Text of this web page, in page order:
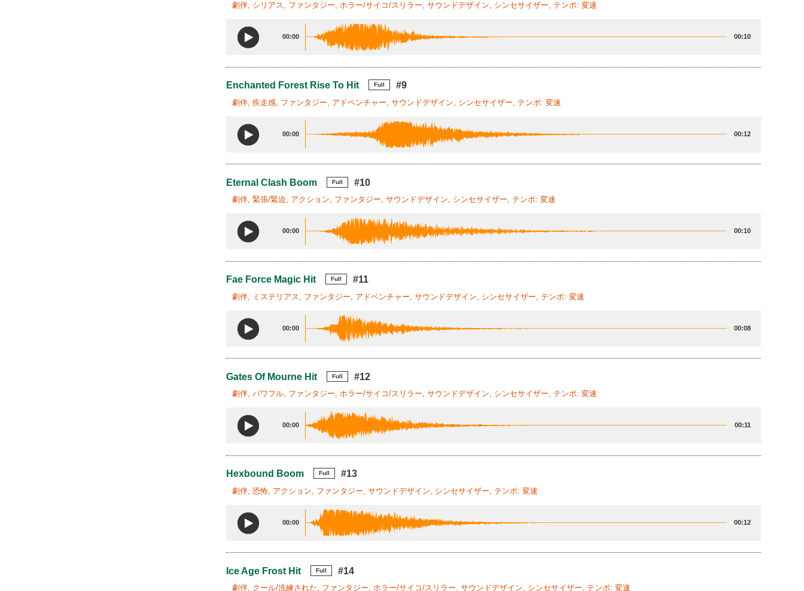
劇伴, シリアス, ファンタジー, ホラー/サイコ/スリラー, サウンドデザイン, シンセサイザー, テンポ: 変速
00:00 00:10
Enchanted Forest Rise To Hit Full #9
劇伴, 疾走感, ファンタジー, アドベンチャー, サウンドデザイン, シンセサイザー, テンポ: 変速
00:00 00:12
Eternal Clash Boom Full #10
劇伴, 緊張/緊迫, アクション, ファンタジー, サウンドデザイン, シンセサイザー, テンポ: 変速
00:00 00:10
Fae Force Magic Hit Full #11
劇伴, ミステリアス, ファンタジー, アドベンチャー, サウンドデザイン, シンセサイザー, テンポ: 変速
00:00 00:08
Gates Of Mourne Hit Full #12
劇伴, パワフル, ファンタジー, ホラー/サイコ/スリラー, サウンドデザイン, シンセサイザー, テンポ: 変速
00:00 00:11
Hexbound Boom Full #13
劇伴, 恐怖, アクション, ファンタジー, サウンドデザイン, シンセサイザー, テンポ: 変速
00:00 00:12
Ice Age Frost Hit Full #14
劇伴, クール/洗練された, ファンタジー, ホラー/サイコ/スリラー, サウンドデザイン, シンセサイザー, テンポ: 変速